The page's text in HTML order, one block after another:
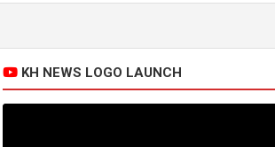
KH NEWS LOGO LAUNCH